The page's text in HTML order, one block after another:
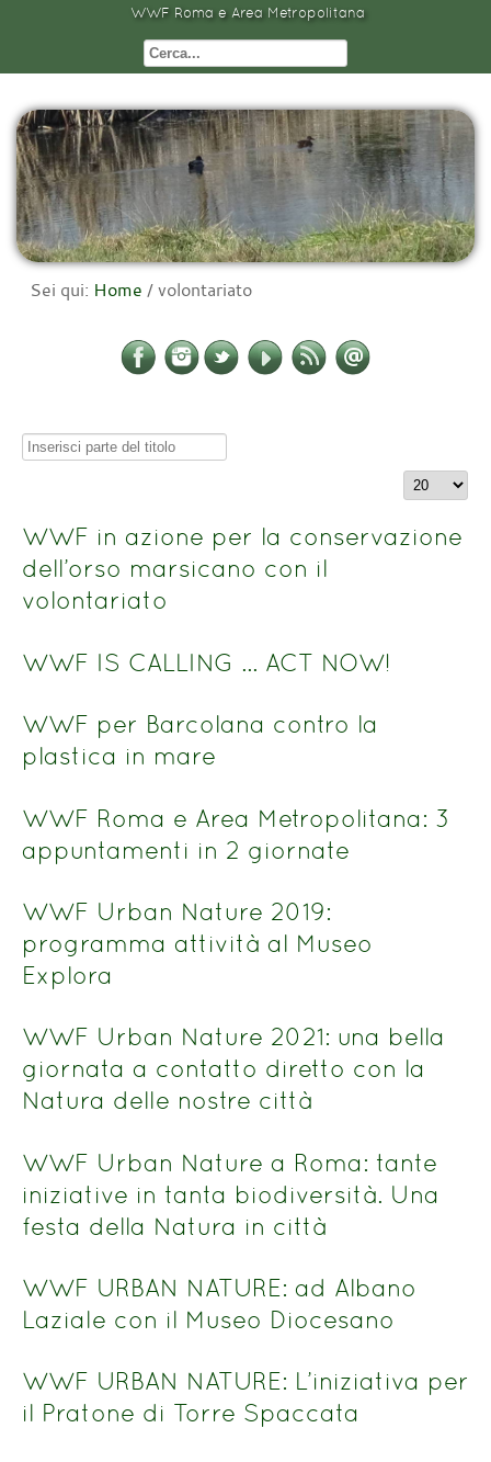
WWF Roma e Area Metropolitana
Sei qui: Home /volontariato
Inserisci
titolo
Visualizza
WWF in azione per la conservazione
dell’orso marsicano con il
volontariato
WWF IS CALLING … ACT NOW!
WWF per Barcolana contro la
plastica in mare
WWF Roma e Area Metropolitana: 3
appuntamenti in 2 giornate
WWF Urban Nature 2019:
programma attività al Museo
Explora
WWF Urban Nature 2021: una bella
giornata a contatto diretto con la
Natura delle nostre città
WWF Urban Nature a Roma: tante
iniziative in tanta biodiversità. Una
festa della Natura in città
WWF URBAN NATURE: ad Albano
Laziale con il Museo Diocesano
WWF URBAN NATURE: L’iniziativa per
il Pratone di Torre Spaccata